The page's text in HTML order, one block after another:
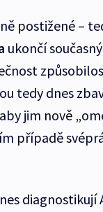
postižené –
ukončí
tedy dnes
jim nově
případě
diagnostikují